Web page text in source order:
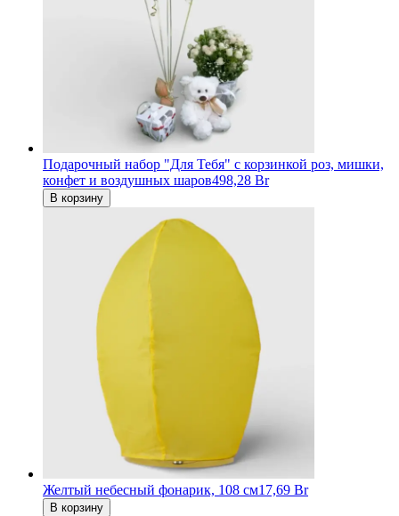
Подарочный набор "Для Тебя" c корзинкой роз, мишки,
конфет и воздушных шаров498,28 Br
В корзину
Желтый небесный фонарик, 108 см17,69 Br
В корзину